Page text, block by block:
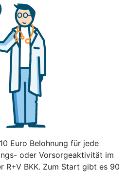
Euro Belohnung für jede
oder Vorsorgeaktivität im
R+V BKK. Zum Start gibt es 90